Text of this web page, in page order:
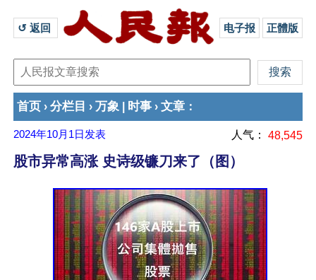
↺ 返回 电子报 正體版
首页 › 分栏目 › 万象 时事 › 文章 ：
2024年10月1日 发表 人气： 48,545
股市异常高涨 史诗级镰刀来了（图）